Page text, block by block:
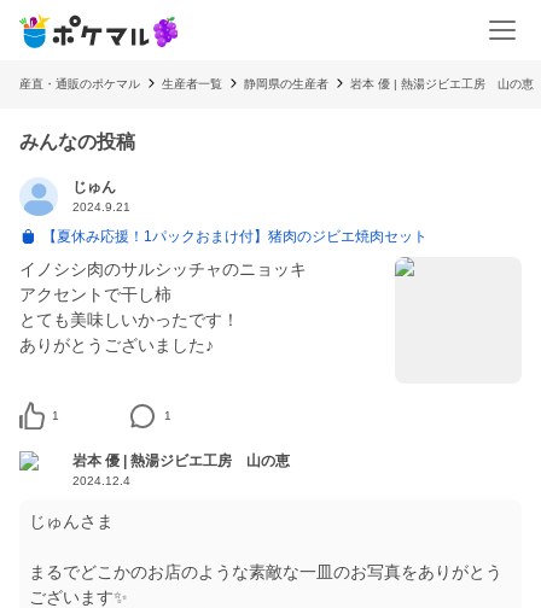
産直・通販のポケマル 生産者一覧 静岡県の生産者 岩本 優 | 熱湯ジビエ工房 山の恵
みんなの投稿
じゅん
2024.9.21
【夏休み応援！1パックおまけ付】猪肉のジビエ焼肉セット
イノシシ肉のサルシッチャのニョッキ
アクセントで干し柿
とても美味しいかったです！
ありがとうございました♪
1 1
岩本 優 | 熱湯ジビエ工房 山の恵
2024.12.4
じゅんさま
まるでどこかのお店のような素敵な一皿のお写真をありがとう
ございます✨